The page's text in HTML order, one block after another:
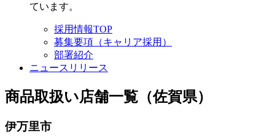
ています。
採用情報TOP
募集要項（キャリア採用）
部署紹介
ニュースリリース
商品取扱い店舗一覧（佐賀県）
伊万里市